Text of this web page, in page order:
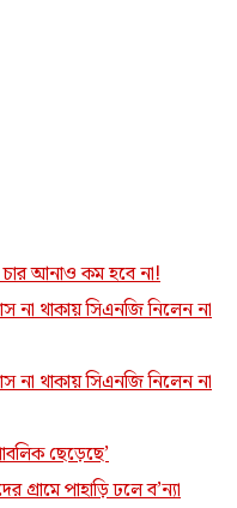
আনাও কম হবে না!
না থাকায় সিএনজি নিলেন না
না থাকায় সিএনজি নিলেন না
ছেড়েছে’
গ্রামে পাহাড়ি ঢলে ব’ন্যা